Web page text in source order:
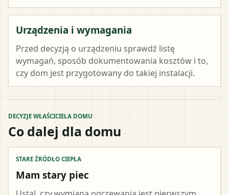
Urządzenia i wymagania
Przed decyzją o urządzeniu sprawdź listę
wymagań, sposób dokumentowania kosztów i to,
czy dom jest przygotowany do takiej instalacji.
DECYZJE WŁAŚCICIELA DOMU
Co dalej dla domu
STARE ŹRÓDŁO CIEPŁA
Mam stary piec